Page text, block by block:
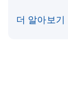
더 알아보기